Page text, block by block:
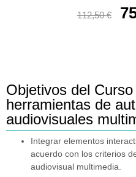
112,50€
Objetivos del
herramientas de
audiovisuales
Integrar elementos
acuerdo con los criterios
audiovisual multimedia.